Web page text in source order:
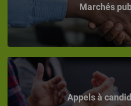
Marchés
Appels à